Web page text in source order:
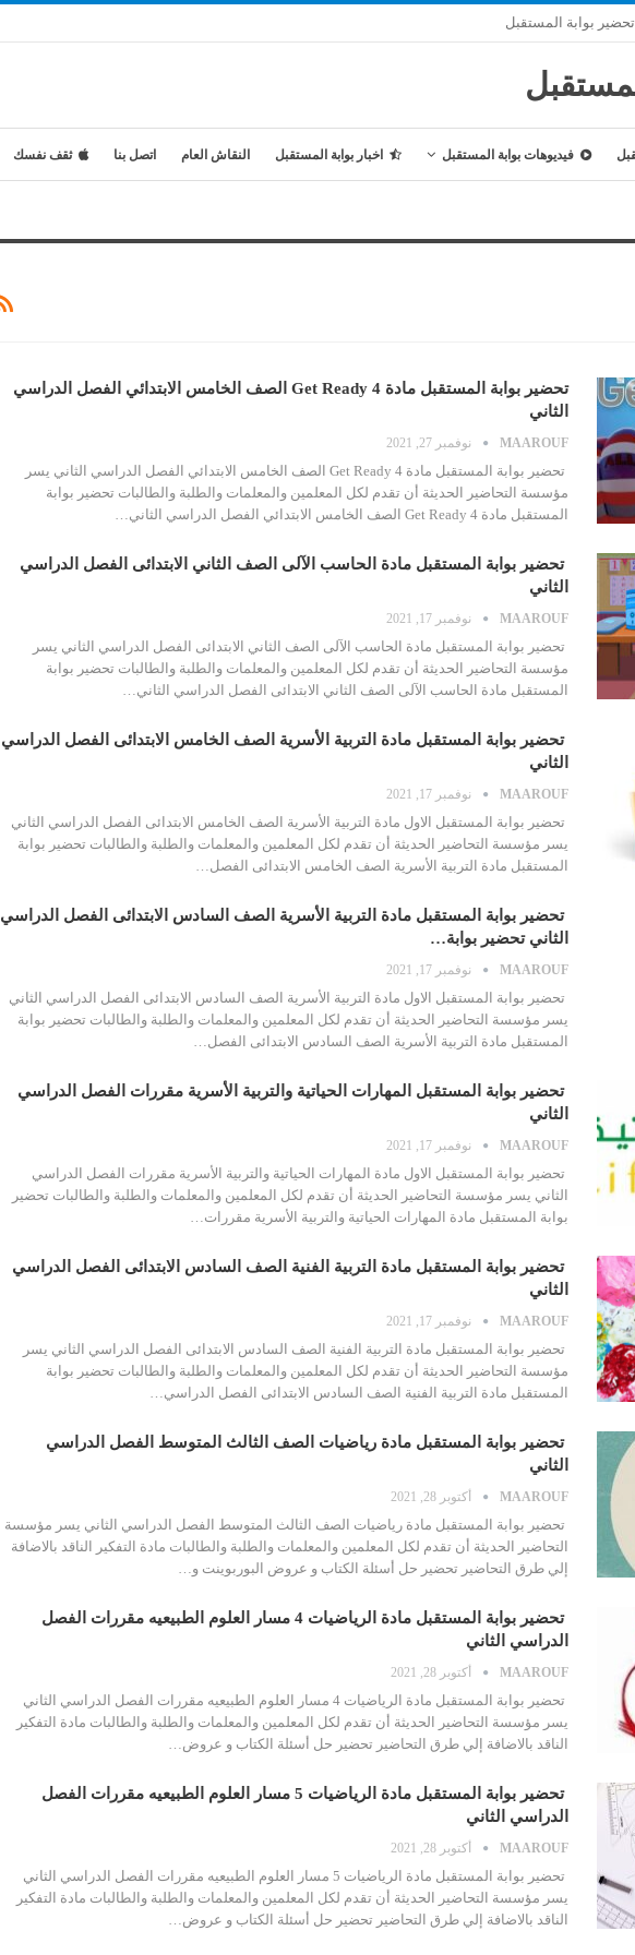
تحضير بوابة المستقبل
فيديوهات بوابة المستقبل اخبار بوابة المستقبل النقاش العام اتصل بنا ثقف نفسك
تحضير بوابة المستقبل مادة Get Ready 4 الصف الخامس الابتدائي الفصل الدراسي
الثاني
MAAROUF نوفمبر 27, 2021
تحضير بوابة المستقبل مادة Get Ready 4 الصف الخامس الابتدائي الفصل الدراسي الثاني يسر
مؤسسة التحاضير الحديثة أن تقدم لكل المعلمين والمعلمات والطلبة والطالبات تحضير بوابة
المستقبل مادة Get Ready 4 الصف الخامس الابتدائي الفصل الدراسي الثاني…
تحضير بوابة المستقبل مادة الحاسب الآلى الصف الثاني الابتدائى الفصل الدراسي
الثاني
MAAROUF نوفمبر 17, 2021
تحضير بوابة المستقبل مادة الحاسب الآلى الصف الثاني الابتدائى الفصل الدراسي الثاني يسر
مؤسسة التحاضير الحديثة أن تقدم لكل المعلمين والمعلمات والطلبة والطالبات تحضير بوابة
المستقبل مادة الحاسب الآلى الصف الثاني الابتدائى الفصل الدراسي الثاني…
تحضير بوابة المستقبل مادة التربية الأسرية الصف الخامس الابتدائى الفصل الدراسي
الثاني
MAAROUF نوفمبر 17, 2021
تحضير بوابة المستقبل الاول مادة التربية الأسرية الصف الخامس الابتدائى الفصل الدراسي الثاني
يسر مؤسسة التحاضير الحديثة أن تقدم لكل المعلمين والمعلمات والطلبة والطالبات تحضير بوابة
المستقبل مادة التربية الأسرية الصف الخامس الابتدائى الفصل…
تحضير بوابة المستقبل مادة التربية الأسرية الصف السادس الابتدائى الفصل الدراسي
الثاني تحضير بوابة…
MAAROUF نوفمبر 17, 2021
تحضير بوابة المستقبل الاول مادة التربية الأسرية الصف السادس الابتدائى الفصل الدراسي الثاني
يسر مؤسسة التحاضير الحديثة أن تقدم لكل المعلمين والمعلمات والطلبة والطالبات تحضير بوابة
المستقبل مادة التربية الأسرية الصف السادس الابتدائى الفصل…
تحضير بوابة المستقبل المهارات الحياتية والتربية الأسرية مقررات الفصل الدراسي
الثاني
MAAROUF نوفمبر 17, 2021
تحضير بوابة المستقبل الاول مادة المهارات الحياتية والتربية الأسرية مقررات الفصل الدراسي
الثاني يسر مؤسسة التحاضير الحديثة أن تقدم لكل المعلمين والمعلمات والطلبة والطالبات تحضير
بوابة المستقبل مادة المهارات الحياتية والتربية الأسرية مقررات…
تحضير بوابة المستقبل مادة التربية الفنية الصف السادس الابتدائى الفصل الدراسي
الثاني
MAAROUF نوفمبر 17, 2021
تحضير بوابة المستقبل مادة التربية الفنية الصف السادس الابتدائى الفصل الدراسي الثاني يسر
مؤسسة التحاضير الحديثة أن تقدم لكل المعلمين والمعلمات والطلبة والطالبات تحضير بوابة
المستقبل مادة التربية الفنية الصف السادس الابتدائى الفصل الدراسي…
تحضير بوابة المستقبل مادة رياضيات الصف الثالث المتوسط الفصل الدراسي
الثاني
MAAROUF أكتوبر 28, 2021
تحضير بوابة المستقبل مادة رياضيات الصف الثالث المتوسط الفصل الدراسي الثاني يسر مؤسسة
التحاضير الحديثة أن تقدم لكل المعلمين والمعلمات والطلبة والطالبات مادة التفكير الناقد بالاضافة
إلي طرق التحاضير تحضير حل أسئلة الكتاب و عروض البوربوينت و…
تحضير بوابة المستقبل مادة الرياضيات 4 مسار العلوم الطبيعيه مقررات الفصل
الدراسي الثاني
MAAROUF أكتوبر 28, 2021
تحضير بوابة المستقبل مادة الرياضيات 4 مسار العلوم الطبيعيه مقررات الفصل الدراسي الثاني
يسر مؤسسة التحاضير الحديثة أن تقدم لكل المعلمين والمعلمات والطلبة والطالبات مادة التفكير
الناقد بالاضافة إلي طرق التحاضير تحضير حل أسئلة الكتاب و عروض…
تحضير بوابة المستقبل مادة الرياضيات 5 مسار العلوم الطبيعيه مقررات الفصل
الدراسي الثاني
MAAROUF أكتوبر 28, 2021
تحضير بوابة المستقبل مادة الرياضيات 5 مسار العلوم الطبيعيه مقررات الفصل الدراسي الثاني
يسر مؤسسة التحاضير الحديثة أن تقدم لكل المعلمين والمعلمات والطلبة والطالبات مادة التفكير
الناقد بالاضافة إلي طرق التحاضير تحضير حل أسئلة الكتاب و عروض…